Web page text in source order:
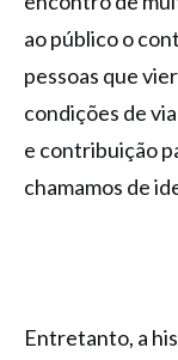
ao público o
pessoas que
condições de
e contribuição
chamamos de
Entretanto, a